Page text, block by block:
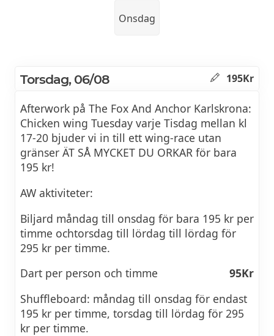
Onsdag
Torsdag, 06/08 195Kr
Afterwork på The Fox And Anchor Karlskrona:
Chicken wing Tuesday varje Tisdag mellan kl
17-20 bjuder vi in till ett wing-race utan
gränser ÄT SÅ MYCKET DU ORKAR för bara
195 kr!
AW aktiviteter:
Biljard måndag till onsdag för bara 195 kr per
timme ochtorsdag till lördag till lördag för
295 kr per timme.
Dart per person och timme
95Kr
Shuffleboard: måndag till onsdag för endast
195 kr per timme, torsdag till lördag för 295
kr per timme.